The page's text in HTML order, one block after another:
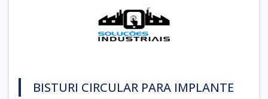
BISTURI CIRCULAR PARA IMPLANTE